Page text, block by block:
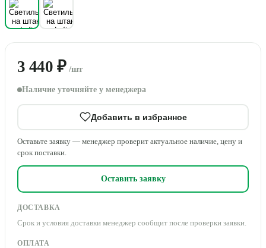
3 440 ₽ /шт
Наличие уточняйте у менеджера
Добавить в избранное
Оставьте заявку — менеджер проверит актуальное наличие, цену и
срок поставки.
Оставить заявку
ДОСТАВКА
Срок и условия доставки менеджер сообщит после проверки заявки.
ОПЛАТА